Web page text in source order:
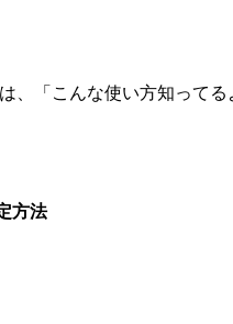
、「こんな使い方知って
方法